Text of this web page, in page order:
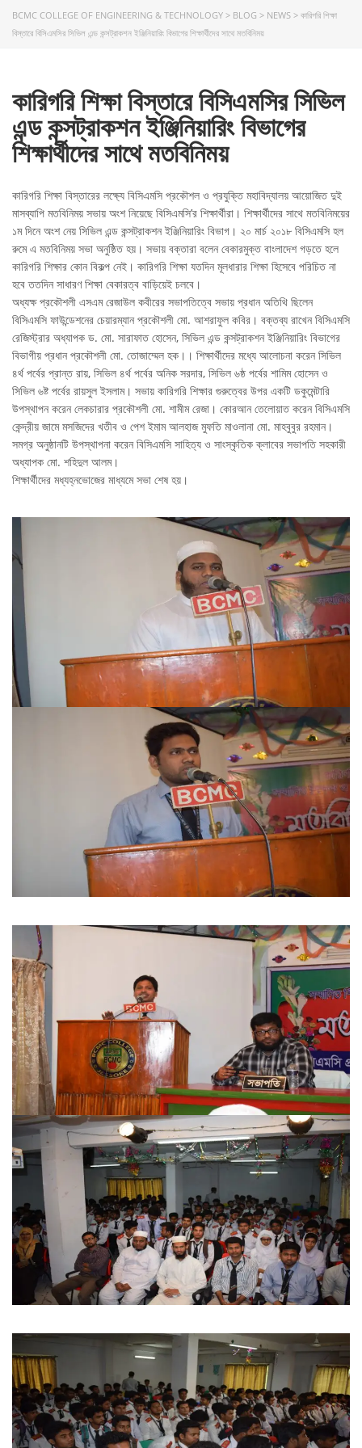
BCMC COLLEGE OF ENGINEERING & TECHNOLOGY > BLOG > NEWS > কারিগরি শিক্ষা
বিস্তারে বিসিএমসির সিভিল এন্ড কন্সট্রাকশন ইঞ্জিনিয়ারিং বিভাগের শিক্ষার্থীদের সাথে মতবিনিময়
কারিগরি শিক্ষা বিস্তারে বিসিএমসির সিভিল
এন্ড কন্সট্রাকশন ইঞ্জিনিয়ারিং বিভাগের
শিক্ষার্থীদের সাথে মতবিনিময়
কারিগরি শিক্ষা বিস্তারের লক্ষ্যে বিসিএমসি প্রকৌশল ও প্রযুক্তি মহাবিদ্যালয় আয়োজিত দুই
মাসব্যাপি মতবিনিময় সভায় অংশ নিয়েছে বিসিএমসি’র শিক্ষার্থীরা। শিক্ষার্থীদের সাথে মতবিনিময়ের
১ম দিনে অংশ নেয় সিভিল এন্ড কন্সট্রাকশন ইঞ্জিনিয়ারিং বিভাগ। ২০ মার্চ ২০১৮ বিসিএমসি হল
রুমে এ মতবিনিময় সভা অনুষ্ঠিত হয়। সভায় বক্তারা বলেন বেকারমুক্ত বাংলাদেশ গড়তে হলে
কারিগরি শিক্ষার কোন বিকল্প নেই। কারিগরি শিক্ষা যতদিন মূলধারার শিক্ষা হিসেবে পরিচিত না
হবে ততদিন সাধারণ শিক্ষা বেকারত্ব বাড়িয়েই চলবে।
অধ্যক্ষ প্রকৌশলী এসএম রেজাউল কবীরের সভাপতিত্বে সভায় প্রধান অতিথি ছিলেন
বিসিএমসি ফাউন্ডেশনের চেয়ারম্যান প্রকৌশলী মো. আশরাফুল কবির। বক্তব্য রাখেন বিসিএমসি
রেজিস্ট্রার অধ্যাপক ড. মো. সারাফাত হোসেন, সিভিল এন্ড কন্সট্রাকশন ইঞ্জিনিয়ারিং বিভাগের
বিভাগীয় প্রধান প্রকৌশলী মো. তোজাম্মেল হক।। শিক্ষার্থীদের মধ্যে আলোচনা করেন সিভিল
৪র্থ পর্বের প্রান্ত রায়, সিভিল ৪র্থ পর্বের অনিক সরদার, সিভিল ৬ষ্ঠ পর্বের শামিম হোসেন ও
সিভিল ৬ষ্ট পর্বের রায়সুল ইসলাম। সভায় কারিগরি শিক্ষার গুরুত্বের উপর একটি ডকুমেন্টারি
উপস্থাপন করেন লেকচারার প্রকৌশলী মো. শামীম রেজা। কোরআন তেলোয়াত করেন বিসিএমসি
কেন্দ্রীয় জামে মসজিদের খতীব ও পেশ ইমাম আলহাজ মুফতি মাওলানা মো. মাহবুবুর রহমান।
সমগ্র অনুষ্ঠানটি উপস্থাপনা করেন বিসিএমসি সাহিত্য ও সাংস্কৃতিক ক্লাবের সভাপতি সহকারী
অধ্যাপক মো. শহিদুল আলম।
শিক্ষার্থীদের মধ্যহ্নভোজের মাধ্যমে সভা শেষ হয়।